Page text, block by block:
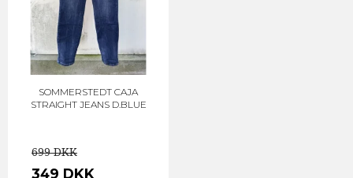
SOMMERSTEDT CAJA
STRAIGHT JEANS D.BLUE
699 DKK
349 DKK